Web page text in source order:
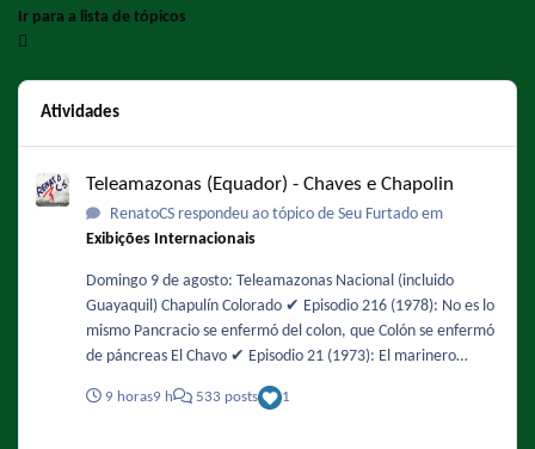
Ir para a lista de tópicos
Atividades
Teleamazonas (Equador) - Chaves e Chapolin
RenatoCS respondeu ao tópico de Seu Furtado em
Exibições Internacionais
Domingo 9 de agosto: Teleamazonas Nacional (incluido
Guayaquil) Chapulín Colorado ✔️ Episodio 216 (1978): No es lo
mismo Pancracio se enfermó del colon, que Colón se enfermó
de páncreas El Chavo ✔️ Episodio 21 (1973): El marinero
mareado / Historias de terror ✔️ Episodio 44 (1974): Un ratero
en la vecindad Mañana será feriado y habrá fútbol en la
9 horas9 h 533 posts 1